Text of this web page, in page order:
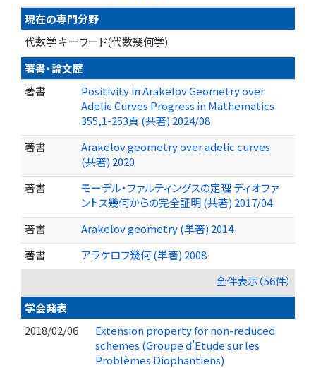
現在の専門分野
代数学 キーワード(代数幾何学)
著書・論文歴
著書
Positivity in Arakelov Geometry over
Adelic Curves Progress in Mathematics
355,1-253頁 (共著) 2024/08
著書
Arakelov geometry over adelic curves
(共著) 2020
著書
モーデル・ファルティングスの定理 ディオファ
ントス幾何からの完全証明 (共著) 2017/04
著書
Arakelov geometry (単著) 2014
著書
アラケロフ幾何 (単著) 2008
全件表示（56件）
学会発表
2018/02/06
Extension property for non-reduced
schemes (Groupe d’Etude sur les
Problèmes Diophantiens)